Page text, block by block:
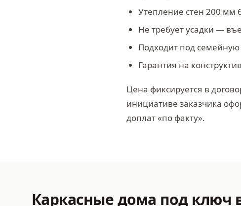
Утепление стен 200 мм
Не требует усадки —
Подходит под семейную
Гарантия на
Цена фиксируется в
инициативе заказчика
доплат «по факту».
Каркасные дома под ключ